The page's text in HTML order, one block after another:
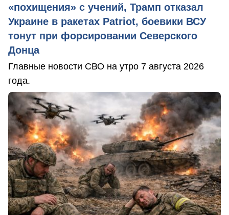
«похищения» с учений, Трамп отказал
Украине в ракетах Patriot, боевики ВСУ
тонут при форсировании Северского
Донца
Главные новости СВО на утро 7 августа 2026
года.